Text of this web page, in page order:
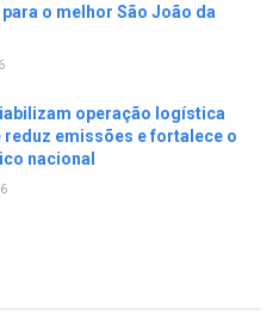
o melhor São João da
operação logística
emissões e fortalece o
nacional